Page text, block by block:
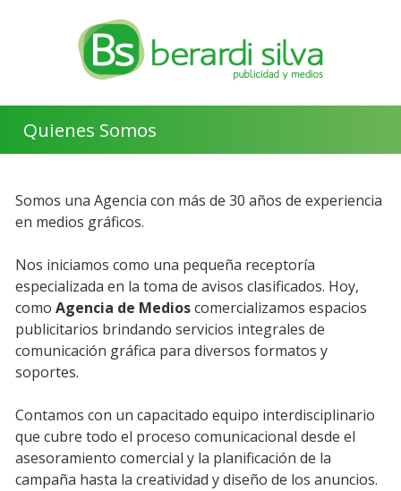
Quienes Somos
Somos una Agencia con más de 30 años de experiencia
en medios gráficos.
Nos iniciamos como una pequeña receptoría
especializada en la toma de avisos clasificados. Hoy,
como Agencia de Medioscomercializamos espacios
publicitarios brindando servicios integrales de
comunicación gráfica para diversos formatos y
soportes.
Contamos con un capacitado equipo interdisciplinario
que cubre todo el proceso comunicacional desde el
asesoramiento comercial y la planificación de la
campaña hasta la creatividad y diseño de los anuncios.